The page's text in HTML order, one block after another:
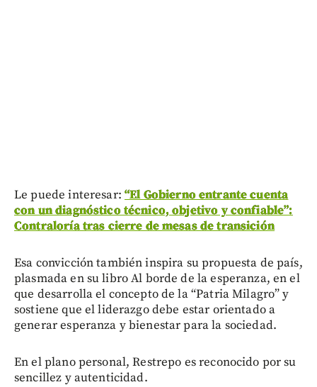
Le puede interesar: “El Gobierno entrante cuenta
con un diagnóstico técnico, objetivo y confiable”:
Contraloría tras cierre de mesas de transición
Esa convicción también inspira su propuesta de país,
plasmada en su libro Al borde de la esperanza, en el
que desarrolla el concepto de la “Patria Milagro” y
sostiene que el liderazgo debe estar orientado a
generar esperanza y bienestar para la sociedad.
En el plano personal, Restrepo es reconocido por su
sencillez y autenticidad.